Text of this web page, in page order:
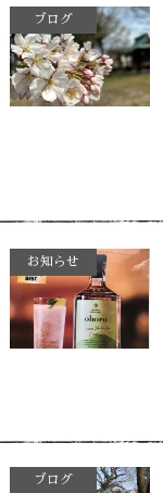
ブログ
お知らせ
ブログ